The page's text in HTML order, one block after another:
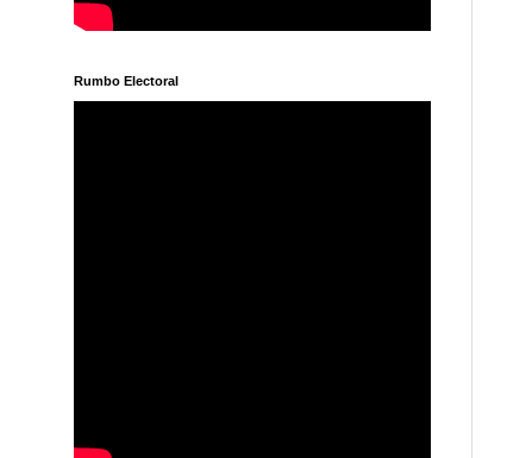
Rumbo Electoral